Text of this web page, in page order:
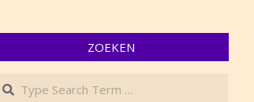
ZOEKEN
Search